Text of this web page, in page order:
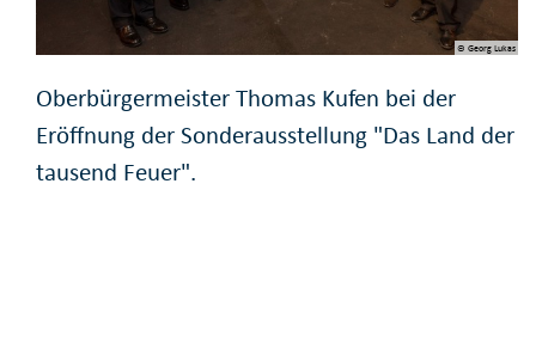
© Georg Lukas
Oberbürgermeister Thomas Kufen bei der
Eröffnung der Sonderausstellung "Das Land der
tausend Feuer".